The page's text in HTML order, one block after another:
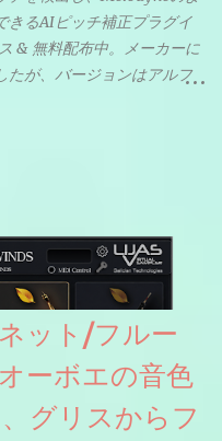
きるAIピッチ補正プラグイ
& 無料配布中。メーカーに
たが、バージョンはアルフ
うです。
ット/フルー
ーボエの音色
グリスからフ